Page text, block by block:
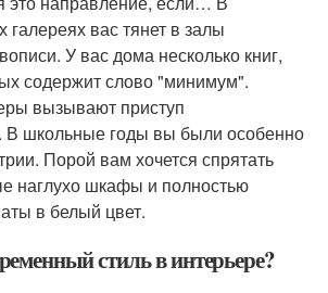
галереях вас тянет в залы
У вас дома несколько книг,
содержит слово "минимум".
вызывают приступ
В школьные годы вы были особенно
Порой вам хочется спрятать
наглухо шкафы и полностью
в белый цвет.
стиль в интерьере?